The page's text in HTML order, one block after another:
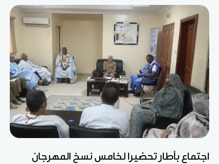
اجتماع بأطار تحضيرا لخامس نسخ المهرجان